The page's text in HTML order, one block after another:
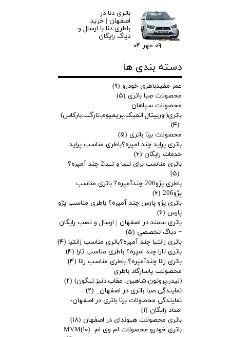
باتری دنا در
اصفهان | خرید
باطری دنا با ارسال و
دیاگ رایگان
۰۹ مهر ۰۴
دسته بندی ها
عمر مفیدباطری خودرو (۹)
محصولات صبا باتری (۵)
محصولات سپاهان
باتری(اوربیتال.اتمیک.پریمیوم.تارگت.بارکاس)
(۴)
محصولات برنا باتری (۵)
باتری پراید چند امپره؟باطری مناسب پراید
خدمات رایگان (۶)
باتری مناسب برای تیبا و تیبا2 چند آمپره؟
(۵)
باطری پژو206 چندآمپره؟ باتری مناسب
پژو206
(۶)
باتری پژو پارس چند آمپره؟ باطری مناسب پژو
پارس (۶)
باتری سمند در اصفهان | ارسال و نصب رایگان
+ دیاگ تخصصی (۵)
باتری زانتیا چند آمپره؟باتری مناسب زانتیا (۴)
باتری تارا چند امپره؟ باطری مناسب تارا (۴)
باتری رانا چندآمپره؟ باطری مناسب رانا (۴)
محصولات پاسارگاد باطری
(لیدر.پروتون.شاهین. عقاب.دنیز.تیگون) (۲)
نمایندگی صبا باتری در اصفهان_ (۲)
نمایندگی محصولات برنا باتری در اصفهان-
امداد رایگان (۱)
باتری محصولات هیوندای در اصفهان (۱۸)
باتری خودرو محصولات ام وی ام MVM (۱۰)